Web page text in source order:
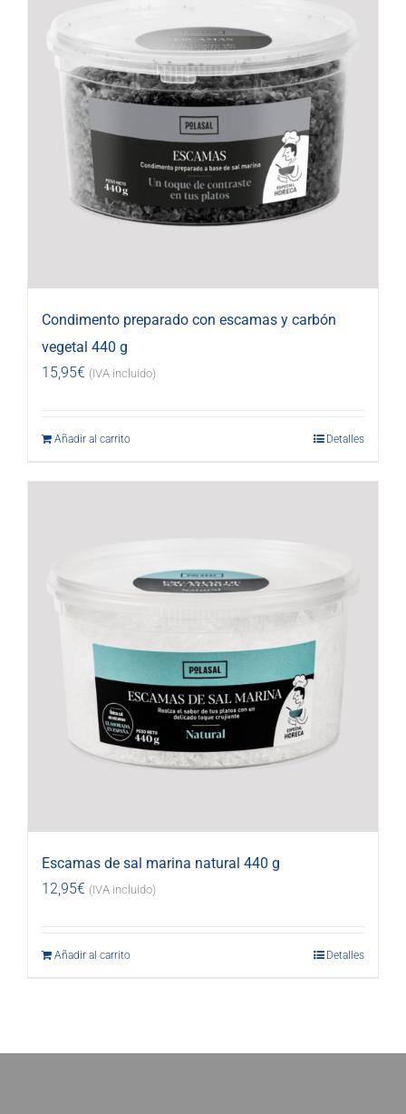
Condimento preparado con escamas y carbón
vegetal 440 g
15,95€ (IVA incluido)
Añadir al carrito Detalles
Escamas de sal marina natural 440 g
12,95€ (IVA incluido)
Añadir al carrito Detalles